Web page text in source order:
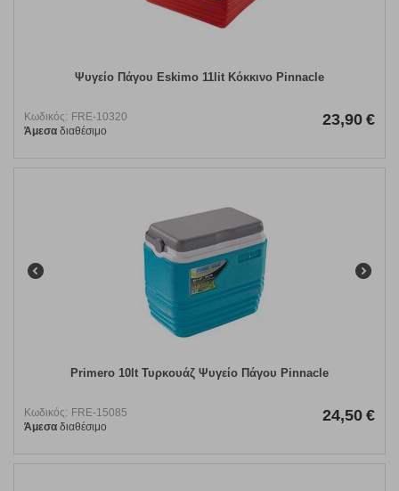
Ψυγείο Πάγου Eskimo 11lit Κόκκινο Pinnacle
Κωδικός: FRE-10320
Άμεσα διαθέσιμο
23,90 €
Primero 10lt Τυρκουάζ Ψυγείο Πάγου Pinnacle
Κωδικός: FRE-15085
Άμεσα διαθέσιμο
24,50 €